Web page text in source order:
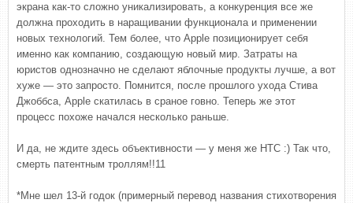
экрана как-то сложно уникализировать, а конкуренция все же
должна проходить в наращивании функционала и применении
новых технологий. Тем более, что Apple позиционирует себя
именно как компанию, создающую новый мир. Затраты на
юристов однозначно не сделают яблочные продукты лучше, а вот
хуже — это запросто. Помнится, после прошлого ухода Стива
Джоббса, Apple скатилась в сраное говно. Теперь же этот
процесс похоже начался несколько раньше.
И да, не ждите здесь объективности — у меня же HTC :) Так что,
смерть патентным троллям!!11
*Мне шел 13-й годок (примерный перевод названия стихотворения